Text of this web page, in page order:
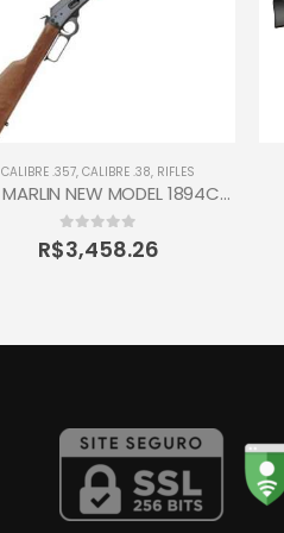
CALIBRE .357,CALIBRE .38, RIFLES
RIFLE MARLIN NEW MODEL 1894CSS CALIBRE 357 MAG / 38 SPL
0out of 5
R$3,458.26